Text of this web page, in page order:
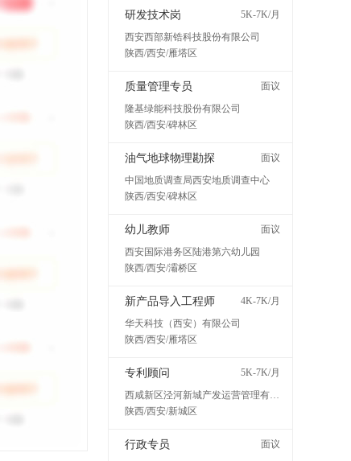
研发技术岗
5K-7K/月
西安西部新锆科技股份有限公司
陕西/西安/雁塔区
质量管理专员
面议
隆基绿能科技股份有限公司
陕西/西安/碑林区
油气地球物理勘探
面议
中国地质调查局西安地质调查中心
陕西/西安/碑林区
幼儿教师
面议
西安国际港务区陆港第六幼儿园
陕西/西安/灞桥区
新产品导入工程师
4K-7K/月
华天科技（西安）有限公司
陕西/西安/雁塔区
专利顾问
5K-7K/月
西咸新区泾河新城产发运营管理有限公司
陕西/西安/新城区
行政专员 面议